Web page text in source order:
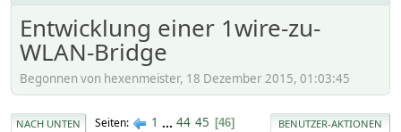
Entwicklung einer 1wire-zu-
WLAN-Bridge
Begonnen von hexenmeister, 18 Dezember 2015, 01:03:45
NACH UNTEN Seiten 1 ... 44 45 46 BENUTZER-AKTIONEN